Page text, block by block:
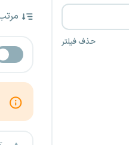
حذف فیلتر